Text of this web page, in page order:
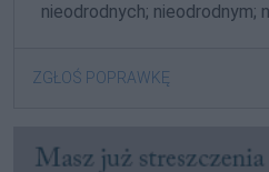
nieodrodnych; nieodrodnym;
ZGŁOŚ POPRAWKĘ